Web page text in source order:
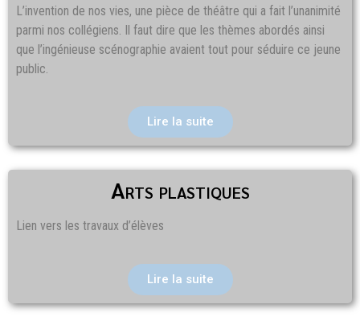
L’invention de nos vies, une pièce de théâtre qui a fait l’unanimité
parmi nos collégiens. Il faut dire que les thèmes abordés ainsi
que l’ingénieuse scénographie avaient tout pour séduire ce jeune
public.
Lire la suite
Arts plastiques
Lien vers les travaux d’élèves
Lire la suite